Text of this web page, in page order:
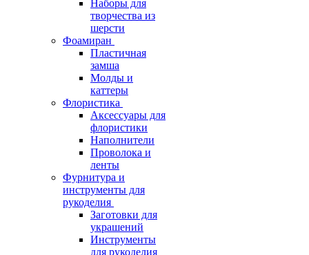
Наборы для
творчества из
шерсти
Фоамиран
Пластичная
замша
Молды и
каттеры
Флористика
Аксессуары для
флористики
Наполнители
Проволока и
ленты
Фурнитура и
инструменты для
рукоделия
Заготовки для
украшений
Инструменты
для рукоделия